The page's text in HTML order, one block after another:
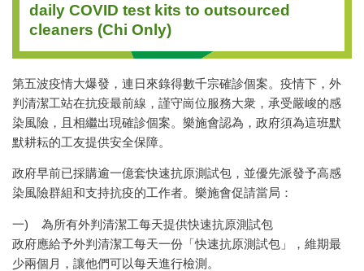
daily COVID test kits to outsourced
cleaners (Chi Only)
第五波疫情大爆發，連日來錄得數千宗確診個案。疫情下，外
判清潔工站在抗疫最前線，謹守崗位服務大衆，承受嚴峻的感
染風險，且相繼出現確診個案。樂施會認為，政府須為這班默
默耕耘的工友提供安全保障。
政府早前已採購逾一億套快速抗原測試包，並優先派發予高感
染風險群組和支持抗疫的工作者。樂施會促請當局：
一) 為所有外判清潔工每天提供快速抗原測試包
政府應給予外判清潔工每天一份「快速抗原測試包」，維期最
少兩個月，讓他們可以每天進行檢測。